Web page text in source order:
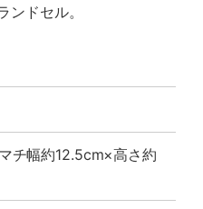
ンドセル。
チ幅約12.5cm×高さ約